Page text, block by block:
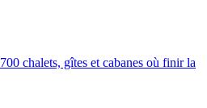
700 chalets, gîtes et cabanes où finir la